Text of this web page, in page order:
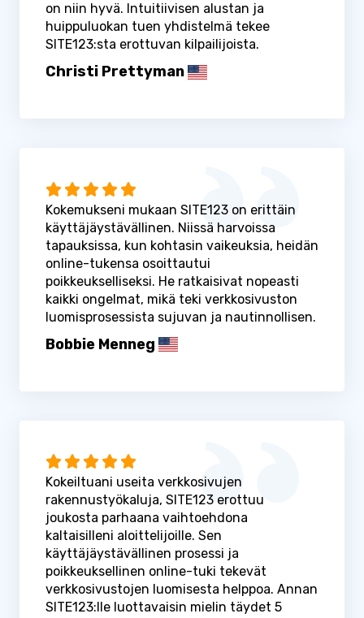
on niin hyvä. Intuitiivisen alustan ja
huippuluokan tuen yhdistelmä tekee
SITE123:sta erottuvan kilpailijoista.
Christi Prettyman
Kokemukseni mukaan SITE123 on erittäin
käyttäjäystävällinen. Niissä harvoissa
tapauksissa, kun kohtasin vaikeuksia, heidän
online-tukensa osoittautui
poikkeukselliseksi. He ratkaisivat nopeasti
kaikki ongelmat, mikä teki verkkosivuston
luomisprosessista sujuvan ja nautinnollisen.
Bobbie Menneg
Kokeiltuani useita verkkosivujen
rakennustyökaluja, SITE123 erottuu
joukosta parhaana vaihtoehdona
kaltaisilleni aloittelijoille. Sen
käyttäjäystävällinen prosessi ja
poikkeuksellinen online-tuki tekevät
verkkosivustojen luomisesta helppoa. Annan
SITE123:lle luottavaisin mielin täydet 5